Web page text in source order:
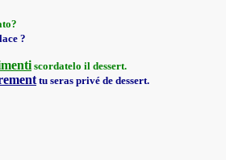
?
scordatelo il dessert.
tu seras privé de dessert.